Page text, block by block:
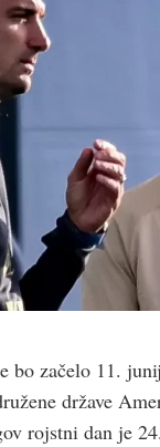
bo začelo 11.
države
rojstni dan je